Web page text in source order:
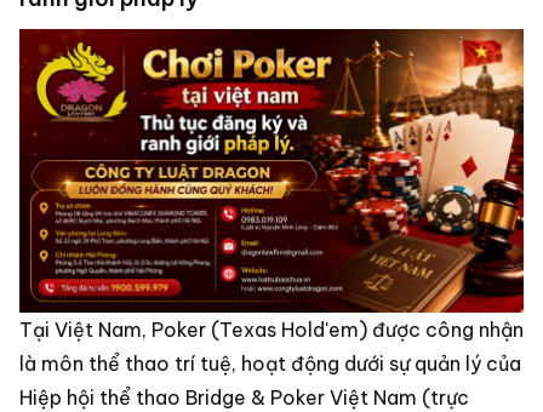
Tại Việt Nam, Poker (Texas Hold'em) được công nhận
là môn thể thao trí tuệ, hoạt động dưới sự quản lý của
Hiệp hội thể thao Bridge & Poker Việt Nam (trực